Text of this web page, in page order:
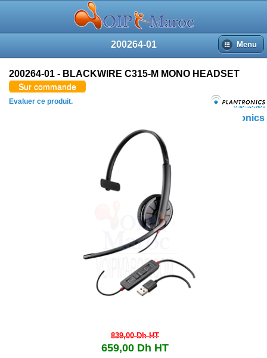
200264-01 Menu
Plantronics
200264-01 - BLACKWIRE C315-M MONO HEADSET
Sur commande
Evaluer ce produit.
839,00 DhHT
659,00 Dh HT